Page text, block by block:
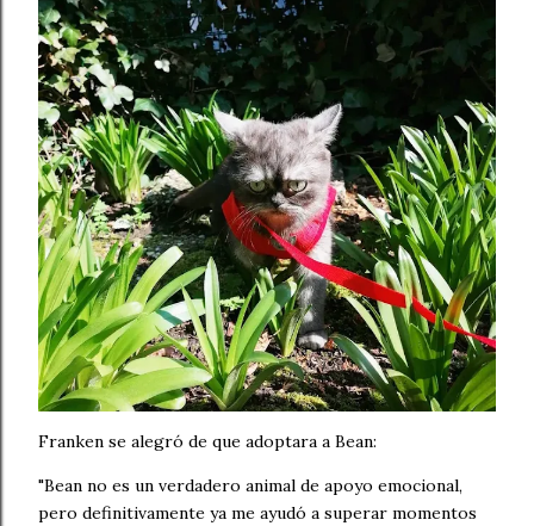
Franken se alegró de que adoptara a Bean:
"Bean no es un verdadero animal de apoyo emocional,
pero definitivamente ya me ayudó a superar momentos